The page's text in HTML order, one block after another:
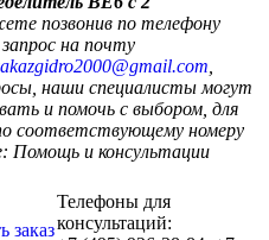
позвонив по телефону
на почту
наши специалисты могут
и помочь с выбором, для
соответствующему номеру
Помощь и консультации
заказ
Телефоны для
консультаций: